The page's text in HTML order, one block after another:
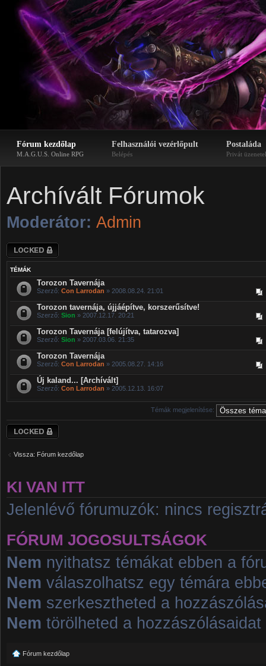
Fórum kezdőlap
M.A.G.U.S. Online RPG
Felhasználói vezérlőpult
Belépés
Postaláda
Privát
Archívált Fórumok
Moderátor: Admin
Lezárt fórum
TÉMÁK
Torozon Tavernája
Szerző: Con Larrodan » 2008.08.24. 21:01
Torozon tavernája, újjáépítve, korszerűsítve!
Szerző: Sion » 2007.12.17. 20:21
Torozon Tavernája [felújítva, tatarozva]
Szerző: Sion » 2007.03.06. 21:35
Torozon Tavernája
Szerző: Con Larrodan » 2005.08.27. 14:16
Új kaland... [Archívált]
Szerző: Con Larrodan » 2005.12.13. 16:07
Témák megjelenítése:
Lezárt fórum
Vissza: Fórum kezdőlap
KI VAN ITT
Jelenlévő fórumuzók: nincs
FÓRUM JOGOSULTSÁGOK
Nem nyithatsz témákat ebben a
Nem válaszolhatsz egy témára
Nem szerkesztheted a
Nem törölheted a
Fórum kezdőlap